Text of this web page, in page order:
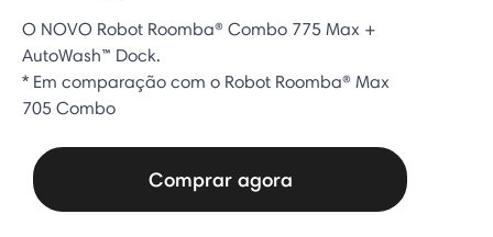
O NOVO Robot Roomba® Combo 775 Max +
AutoWash™ Dock.
* Em comparação com o Robot Roomba® Max
705 Combo
Comprar agora